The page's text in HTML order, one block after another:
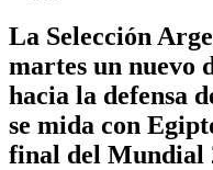
La Selección
martes un nuevo
hacia la defensa
se mida con
final del Mundial